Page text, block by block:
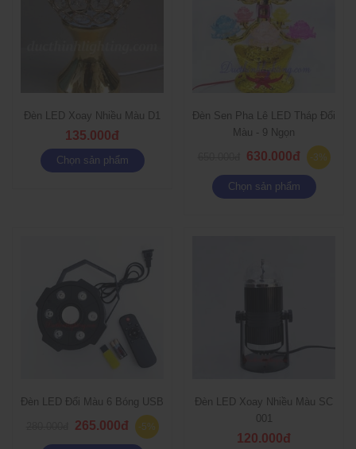
Đèn LED Xoay Nhiều Màu D1
135.000đ
Chọn sản phẩm
Đèn Sen Pha Lê LED Tháp Đổi
Màu - 9 Ngọn
630.000đ -3%
Chọn sản phẩm
Đèn LED Đổi Màu 6 Bóng USB
265.000đ -5%
Đèn LED Xoay Nhiều Màu SC
001
120.000đ